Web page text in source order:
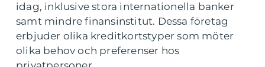
idag, inklusive stora internationella banker
samt mindre finansinstitut. Dessa företag
erbjuder olika kreditkortstyper som möter
olika behov och preferenser hos